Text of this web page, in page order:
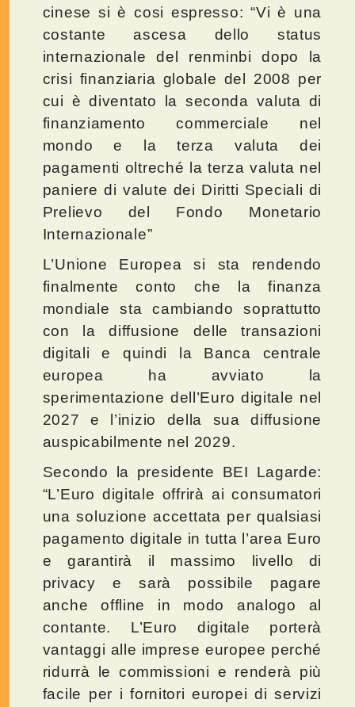
cinese si è cosi espresso: “Vi è una
costante ascesa dello status
internazionale del renminbi dopo la
crisi finanziaria globale del 2008 per
cui è diventato la seconda valuta di
finanziamento commerciale nel
mondo e la terza valuta dei
pagamenti oltreché la terza valuta nel
paniere di valute dei Diritti Speciali di
Prelievo del Fondo Monetario
Internazionale”
L’Unione Europea si sta rendendo
finalmente conto che la finanza
mondiale sta cambiando soprattutto
con la diffusione delle transazioni
digitali e quindi la Banca centrale
europea ha avviato la
sperimentazione dell’Euro digitale nel
2027 e l’inizio della sua diffusione
auspicabilmente nel 2029.
Secondo la presidente BEI Lagarde:
“L’Euro digitale offrirà ai consumatori
una soluzione accettata per qualsiasi
pagamento digitale in tutta l’area Euro
e garantirà il massimo livello di
privacy e sarà possibile pagare
anche offline in modo analogo al
contante. L’Euro digitale porterà
vantaggi alle imprese europee perché
ridurrà le commissioni e renderà più
facile per i fornitori europei di servizi